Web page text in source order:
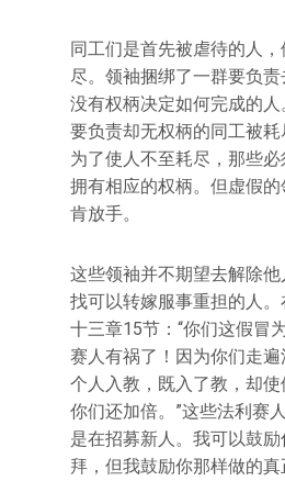
同工们是首先被虐待的人
尽。领袖捆绑了一群要负
没有权柄决定如何完成的
要负责却无权柄的同工被耗
为了使人不至耗尽，那些
拥有相应的权柄。但虚假
肯放手。
这些领袖并不期望去解除
找可以转嫁服事重担的人
十三章15节：“你们这假冒
赛人有祸了！因为你们走
个人入教，既入了教，却
你们还加倍。”这些法利赛
是在招募新人。我可以鼓
拜，但我鼓励你那样做的